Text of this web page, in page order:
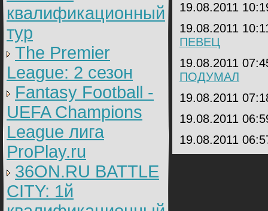
квалификационный
тур
The Premier
League: 2 cезон
Fantasy Football -
UEFA Champions
League лига
ProPlay.ru
36ON.RU BATTLE
CITY: 1й
19.08.2011
19.08.2011
ПЕВЕЦ
19.08.2011
ПОДУМАЛ
19.08.2011
19.08.2011
19.08.2011